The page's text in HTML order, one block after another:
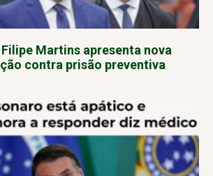
Martins apresenta nova
contra prisão preventiva